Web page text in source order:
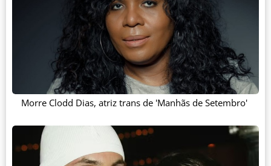
Morre Clodd Dias, atriz trans de 'Manhãs de Setembro'